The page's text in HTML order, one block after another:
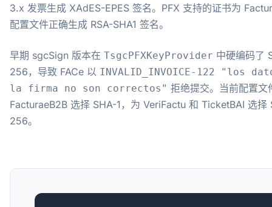
3.x 发票生成 XAdES-EPES 签名。PFX 支持的证书为
配置文件正确生成 RSA-SHA1 签名。
早期 sgcSign 版本在 TsgcPFXKeyProvider 中硬编码了
256，导致 FACe 以 INVALID_INVOICE-122 "los
la firma no son correctos" 拒绝提交。当前配置文
FacturaeB2B 选择 SHA-1，为 VeriFactu 和 TicketBAI 选择
256。